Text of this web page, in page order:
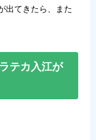
出てきたら、また
テカ入江が